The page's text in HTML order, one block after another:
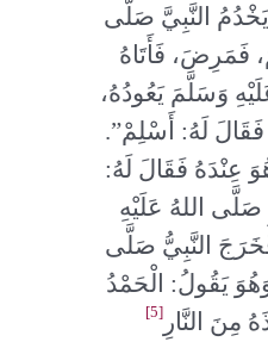
النَّبِيَّ صَلَّى
فَمَرِضَ، فَأَتَاهُ
وَسَلَّمَ يَعُودُهُ،
لَهُ: أَسْلِمْ”.
عِنْدَهُ فَقَالَ لَهُ:
صَلَّى اللهُ عَلَيْهِ
النَّبِيُّ صَلَّى
يَقُولُ: الْحَمْدُ
مِنَ النَّارِ [5]